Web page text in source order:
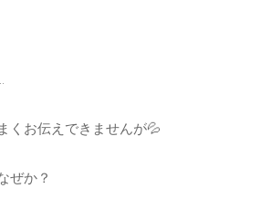
くお伝えできませんが💦
ぜか？